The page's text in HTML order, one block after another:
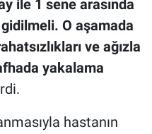
ile 1 sene arasında
O aşamada
ve ağızla
yakalama
hastanın